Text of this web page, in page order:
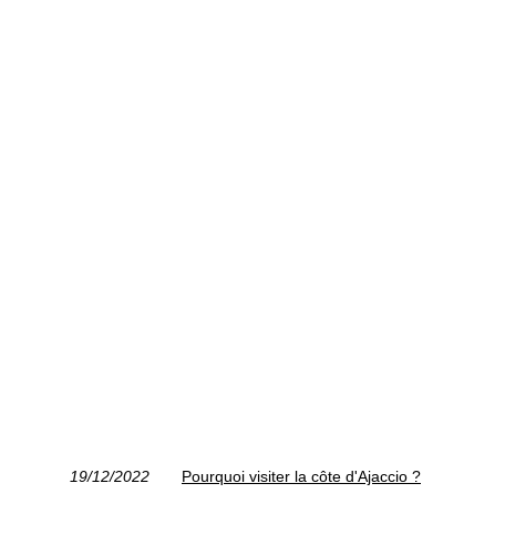
19/12/2022 Pourquoi visiter la côte d'Ajaccio ?